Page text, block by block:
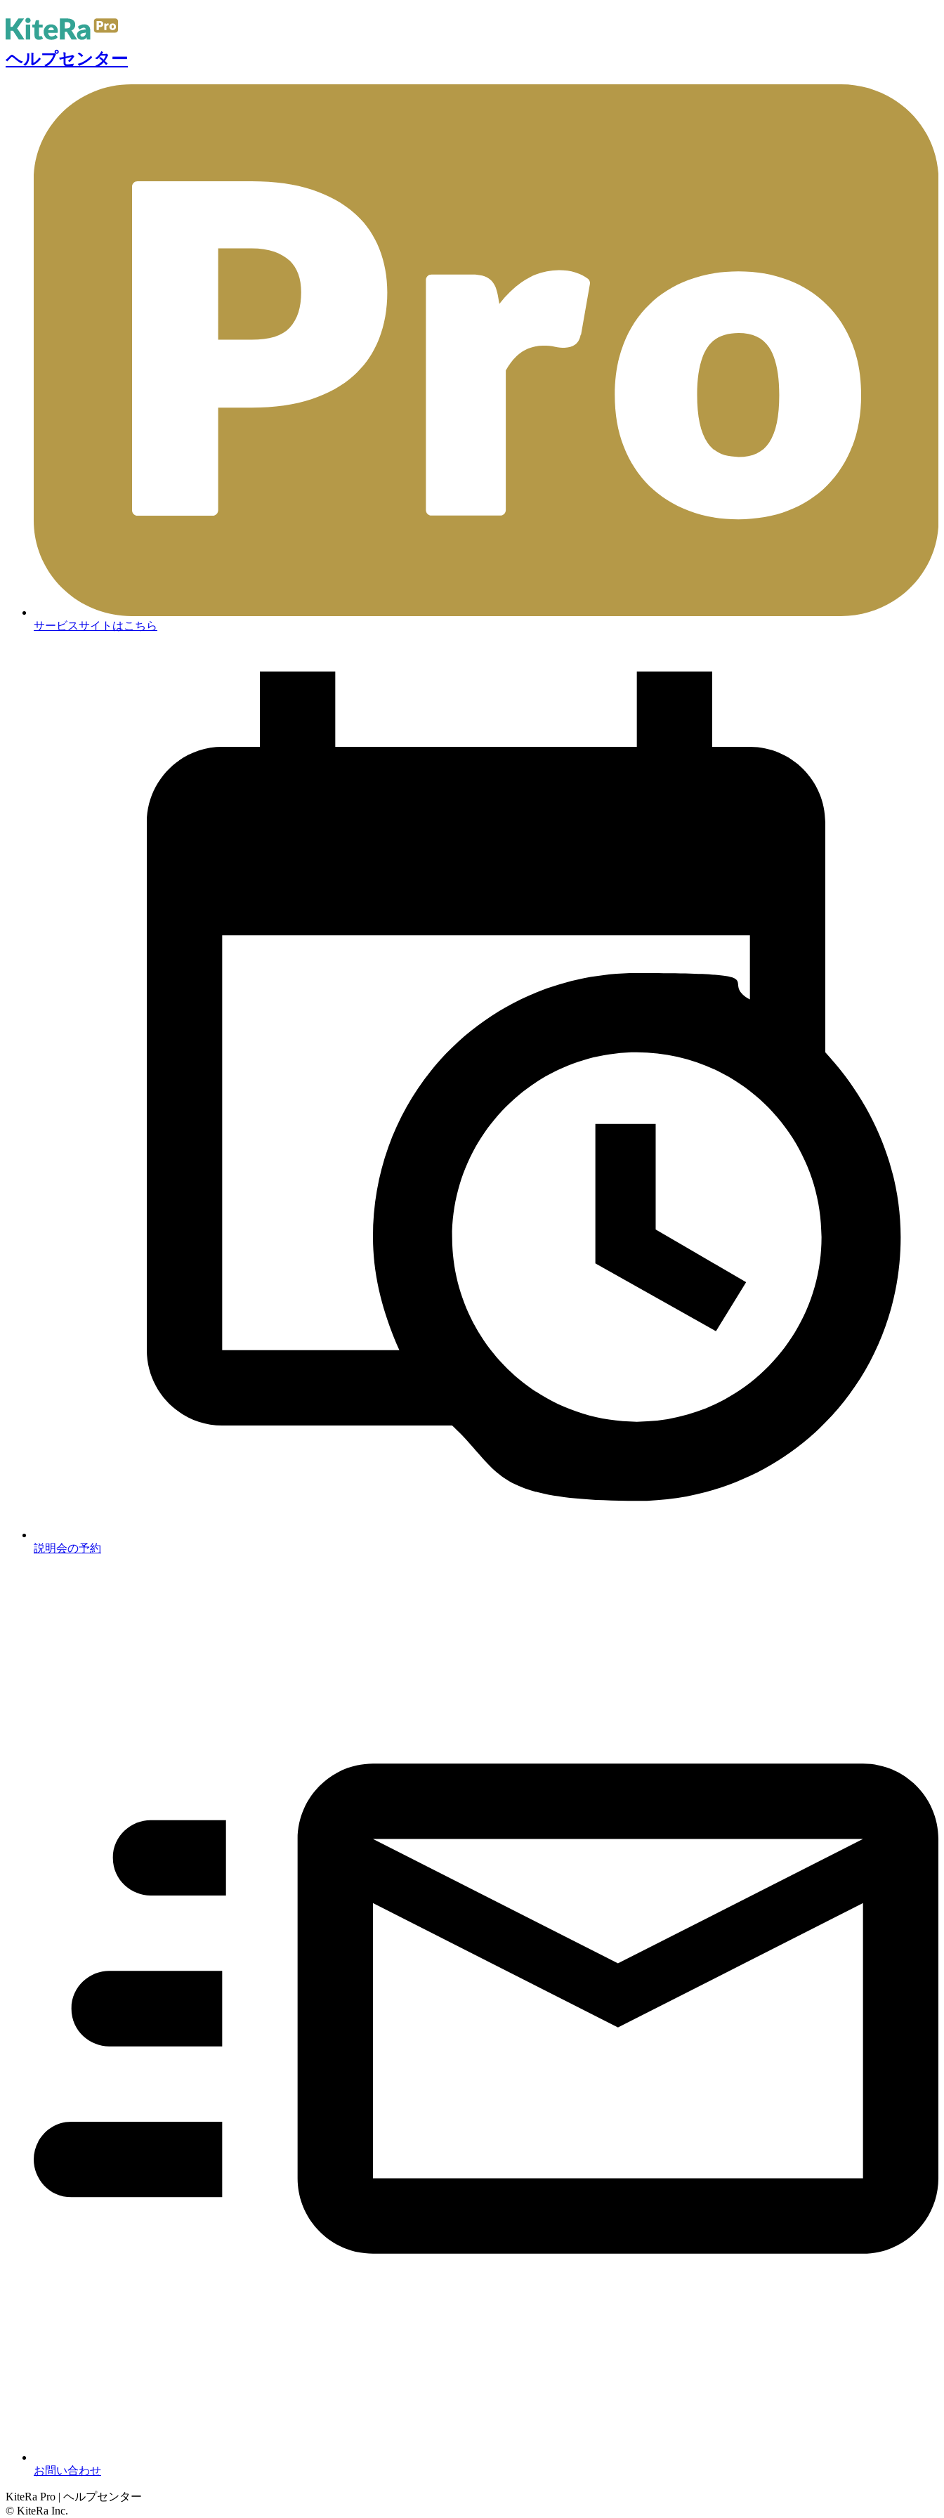
ヘルプセンター
サービスサイトはこちら
説明会の予約
お問い合わせ
KiteRa Pro | ヘルプセンター
© KiteRa Inc.